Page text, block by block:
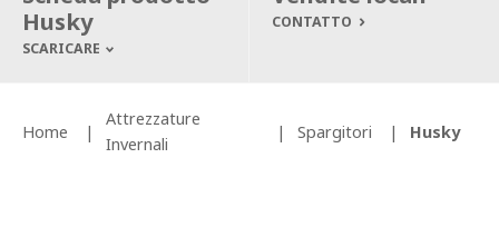
Husky
SCARICARE
CONTATTO
Home
Attrezzature
Invernali
Spargitori Husky